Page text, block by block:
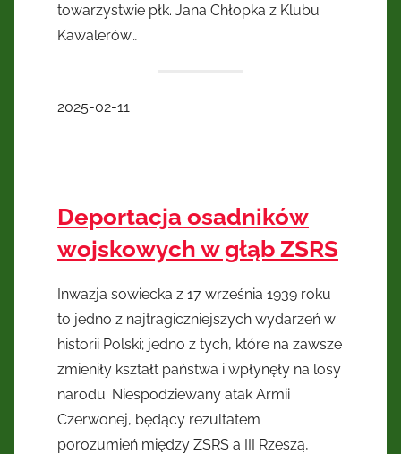
towarzystwie płk. Jana Chłopka z Klubu
Kawalerów…
2025-02-11
Deportacja osadników
wojskowych w głąb ZSRS
Inwazja sowiecka z 17 września 1939 roku
to jedno z najtragiczniejszych wydarzeń w
historii Polski; jedno z tych, które na zawsze
zmieniły kształt państwa i wpłynęły na losy
narodu. Niespodziewany atak Armii
Czerwonej, będący rezultatem
porozumień między ZSRS a III Rzeszą,